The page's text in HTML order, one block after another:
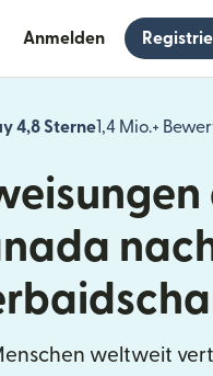
Anmelden
4,8 Sterne1,4 Mio.+
weltweit